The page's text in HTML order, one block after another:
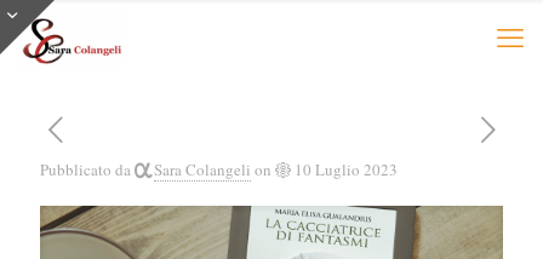
Pubblicato da Sara Colangeli on 10 Luglio 2023